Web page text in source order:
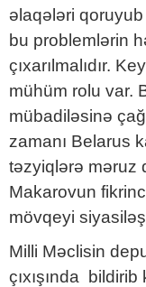
əlaqələri
bu problemlərin
çıxarılmalıdır.
mühüm rolu var.
mübadiləsinə
zamanı Belarus
təzyiqlərə məruz
Makarovun
mövqeyi
Milli Məclisin
çıxışında